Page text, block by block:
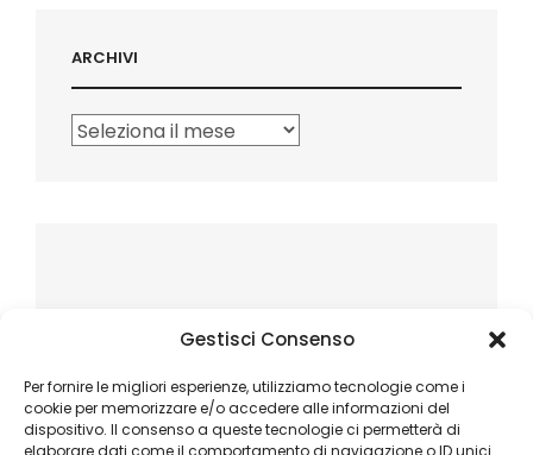
Gestisci Consenso
Per fornire le migliori esperienze, utilizziamo tecnologie come i
cookie per memorizzare e/o accedere alle informazioni del
dispositivo. Il consenso a queste tecnologie ci permetterà di
elaborare dati come il comportamento di navigazione o ID unici
ARCHIVI
Archivi